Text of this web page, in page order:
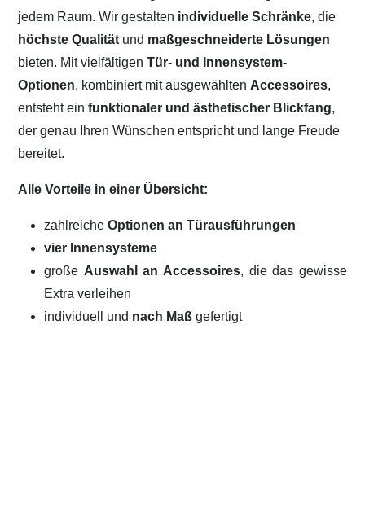
jedem Raum. Wir gestalten individuelle Schränke, die
höchste Qualität und maßgeschneiderte Lösungen
bieten. Mit vielfältigenTür- und Innensystem-
Optionen, kombiniert mit ausgewählten Accessoires,
entsteht einfunktionaler und ästhetischer Blickfang,
der genau Ihren Wünschen entspricht und lange Freude
bereitet.
Alle Vorteile in einer Übersicht:
zahlreicheOptionen an Türausführungen
vier Innensysteme
große Auswahl an Accessoires, die das gewisse
Extra verleihen
individuell und nach Maßgefertigt